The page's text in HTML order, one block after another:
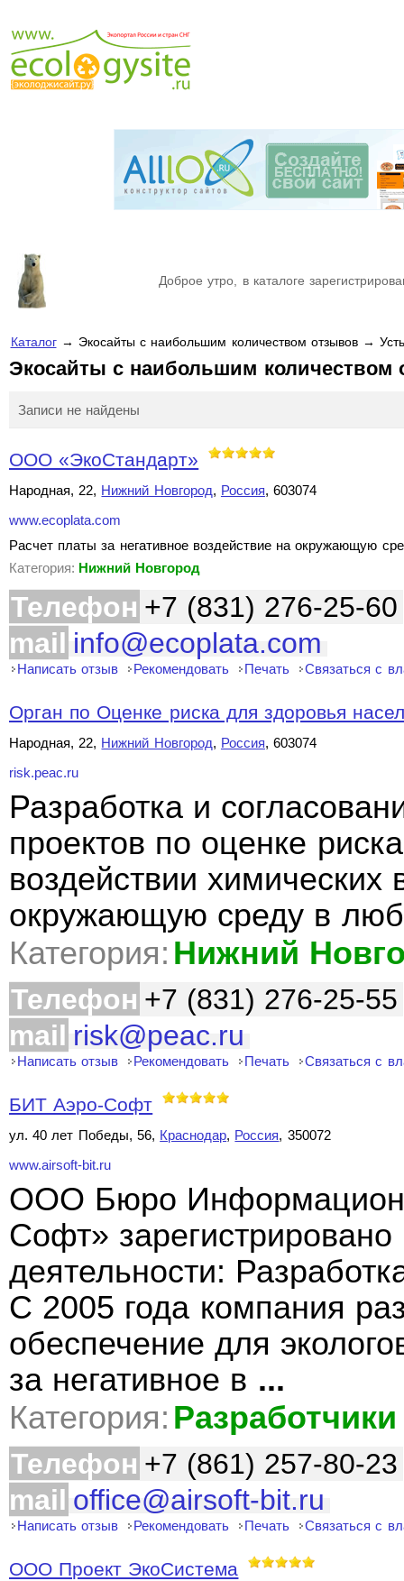
Доброе утро, в каталоге
Каталог→ Экосайты с наибольшим количеством отзывов →
Экосайты с наибольшим количеством
Записи не найдены
ООО «ЭкоСтандарт»
Народная, 22, Нижний Новгород, Россия, 603074
www.ecoplata.com
Расчет платы за негативное воздействие на окружающую
Категория: Нижний Новгород
Телефон +7 (831) 276-25-60
mail info@ecoplata.com
Написать отзыв Рекомендовать Печать Связаться с
Орган по Оценке риска для здоровья
Народная, 22, Нижний Новгород, Россия, 603074
risk.peac.ru
Разработка и
проектов по оценке
воздействии
окружающую среду в
Категория: Нижний
Телефон +7 (831) 276-25-55
mail risk@peac.ru
Написать отзыв Рекомендовать Печать Связаться с
БИТ Аэро-Софт
ул. 40 лет Победы, 56, Краснодар, Россия, 350072
www.airsoft-bit.ru
ООО Бюро
Софт»
деятельности:
С 2005 года компания
обеспечение для
за негативное в ...
Категория:
Телефон +7 (861) 257-80-23
mail office@airsoft-bit.ru
Написать отзыв Рекомендовать Печать Связаться с
ООО Проект ЭкоСистема